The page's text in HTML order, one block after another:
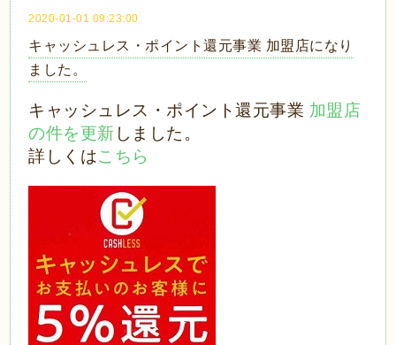
2020-01-01 09:23:00
キャッシュレス・ポイント還元事業 加盟店になり
ました。
キャッシュレス・ポイント還元事業 加盟店
の件を更新 しました。
詳しくはこちら